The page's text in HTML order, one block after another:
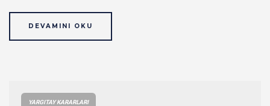
DEVAMINI OKU
YARGITAY KARARLARI